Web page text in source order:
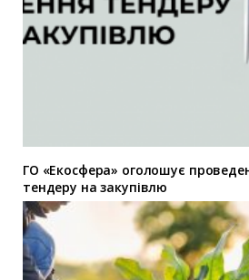
ГО «Екосфера» оголошує
тендеру на закупівлю